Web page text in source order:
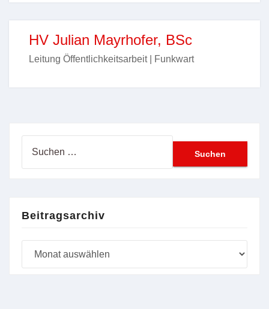
HV Julian Mayrhofer, BSc
Leitung Öffentlichkeitsarbeit | Funkwart
Beitragsarchiv